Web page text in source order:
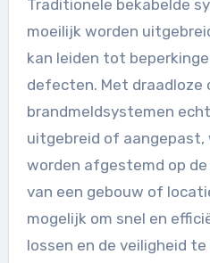
Traditionele bekabelde
moeilijk worden
kan leiden tot
defecten. Met draadloze
brandmeldsystemen
uitgebreid of aangepast,
worden afgestemd op
van een gebouw of
mogelijk om snel en
lossen en de veiligheid